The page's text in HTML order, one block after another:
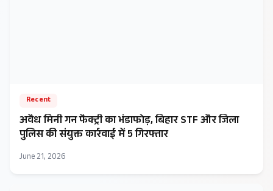
Recent
अवैध मिनी गन फैक्ट्री का भंडाफोड़, बिहार STF और जिला
पुलिस की संयुक्त कार्रवाई में 5 गिरफ्तार
June 21, 2026